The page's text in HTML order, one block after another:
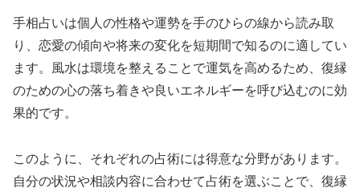
手相占いは個人の性格や運勢を手のひらの線から読み取
り、恋愛の傾向や将来の変化を短期間で知るのに適してい
ます。風水は環境を整えることで運気を高めるため、復縁
のための心の落ち着きや良いエネルギーを呼び込むのに効
果的です。
このように、それぞれの占術には得意な分野があります。
自分の状況や相談内容に合わせて占術を選ぶことで、復縁